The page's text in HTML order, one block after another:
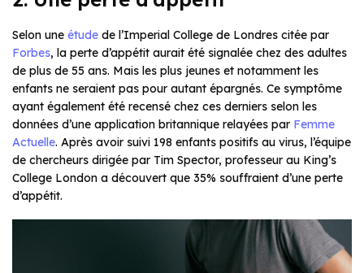
Selon une étude de l’Imperial College de Londres citée par
Forbes, la perte d’appétit aurait été signalée chez des adultes
de plus de 55 ans. Mais les plus jeunes et notamment les
enfants ne seraient pas pour autant épargnés. Ce symptôme
ayant également été recensé chez ces derniers selon les
données d’une application britannique relayées par Femme
Actuelle. Après avoir suivi 198 enfants positifs au virus, l’équipe
de chercheurs dirigée par Tim Spector, professeur au King’s
College London a découvert que 35% souffraient d’une perte
d’appétit.